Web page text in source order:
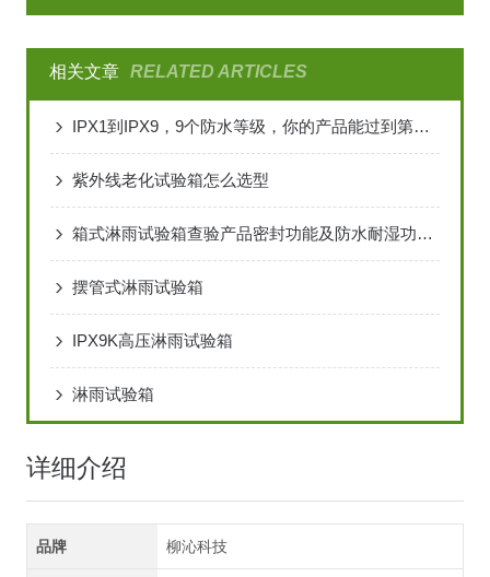
相关文章 RELATED ARTICLES
IPX1到IPX9，9个防水等级，你的产品能过到第几级？
紫外线老化试验箱怎么选型
箱式淋雨试验箱查验产品密封功能及防水耐湿功能的效果
摆管式淋雨试验箱
IPX9K高压淋雨试验箱
淋雨试验箱
详细介绍
品牌 柳沁科技